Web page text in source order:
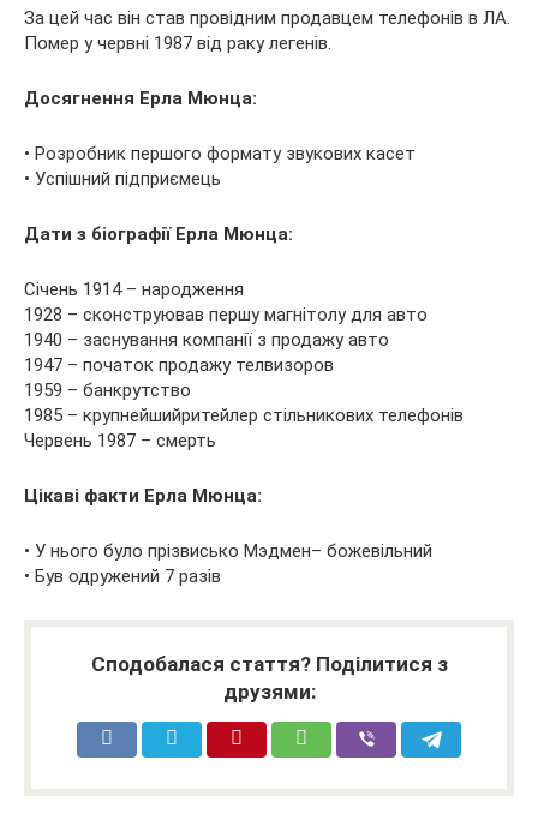
За цей час він став провідним продавцем телефонів в ЛА.
Помер у червні 1987 від раку легенів.
Досягнення Ерла Мюнца:
• Розробник першого формату звукових касет
• Успішний підприємець
Дати з біографії Ерла Мюнца:
Січень 1914 – народження
1928 – сконструював першу магнітолу для авто
1940 – заснування компанії з продажу авто
1947 – початок продажу телвизоров
1959 – банкрутство
1985 – крупнейшийритейлер стільникових телефонів
Червень 1987 – смерть
Цікаві факти Ерла Мюнца:
• У нього було прізвисько Мэдмен– божевільний
• Був одружений 7 разів
Сподобалася стаття? Поділитися з
друзями: